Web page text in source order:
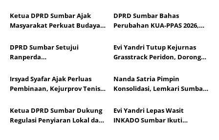
Ketua DPRD Sumbar Ajak
Masyarakat Perkuat Budaya
Menjaga Kantibmas
DPRD Sumbar Bahas
Perubahan KUA-PPAS 2026,
Dinamika Fiskal dan Ekonomi
Daerah
DPRD Sumbar Setujui
Ranperda
2025, Soroti Efektivitas
Kinerja Fiskal
Evi Yandri Tutup Kejurnas
Grasstrack Peridon, Dorong
Berprestasi
Irsyad Syafar Ajak Perluas
Pembinaan, Kejurprov Tenis
Atlet Berprestasi
Nanda Satria Pimpin
Konsolidasi, Lemkari Sumbar
2026
Ketua DPRD Sumbar Dukung
Regulasi Penyiaran Lokal dan
Evi Yandri Lepas Wasit
INKADO Sumbar Ikuti